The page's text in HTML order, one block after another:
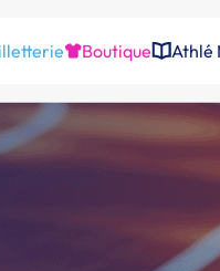
Boutique Athlé